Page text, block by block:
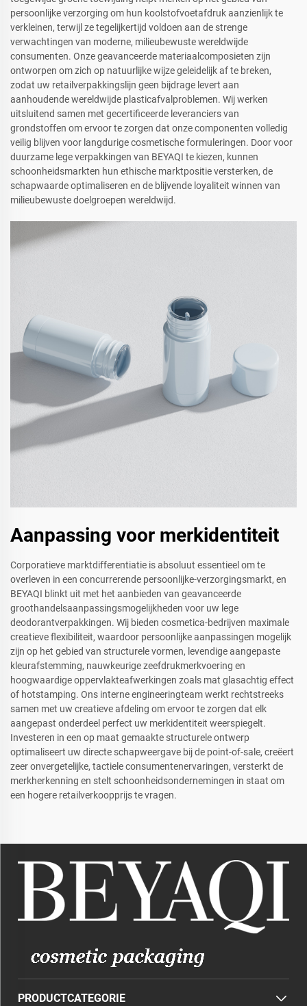
persoonlijke verzorging om hun koolstofvoetafdruk aanzienlijk te
verkleinen, terwijl ze tegelijkertijd voldoen aan de strenge
verwachtingen van moderne, milieubewuste wereldwijde
consumenten. Onze geavanceerde materiaalcomposieten zijn
ontworpen om zich op natuurlijke wijze geleidelijk af te breken,
zodat uw retailverpakkingslijn geen bijdrage levert aan
aanhoudende wereldwijde plasticafvalproblemen. Wij werken
uitsluitend samen met gecertificeerde leveranciers van
grondstoffen om ervoor te zorgen dat onze componenten volledig
veilig blijven voor langdurige cosmetische formuleringen. Door voor
duurzame lege verpakkingen van BEYAQI te kiezen, kunnen
schoonheidsmarkten hun ethische marktpositie versterken, de
schapwaarde optimaliseren en de blijvende loyaliteit winnen van
milieubewuste doelgroepen wereldwijd.
Aanpassing voor merkidentiteit
Corporatieve marktdifferentiatie is absoluut essentieel om te
overleven in een concurrerende persoonlijke-verzorgingsmarkt, en
BEYAQI blinkt uit met het aanbieden van geavanceerde
groothandelsaanpassingsmogelijkheden voor uw lege
deodorantverpakkingen. Wij bieden cosmetica-bedrijven maximale
creatieve flexibiliteit, waardoor persoonlijke aanpassingen mogelijk
zijn op het gebied van structurele vormen, levendige aangepaste
kleurafstemming, nauwkeurige zeefdrukmerkvoering en
hoogwaardige oppervlakteafwerkingen zoals mat glasachtig effect
of hotstamping. Ons interne engineeringteam werkt rechtstreeks
samen met uw creatieve afdeling om ervoor te zorgen dat elk
aangepast onderdeel perfect uw merkidentiteit weerspiegelt.
Investeren in een op maat gemaakte structurele ontwerp
optimaliseert uw directe schapweergave bij de point-of-sale, creëert
zeer onvergetelijke, tactiele consumentenervaringen, versterkt de
merkherkenning en stelt schoonheidsondernemingen in staat om
een hogere retailverkoopprijs te vragen.
PRODUCTCATEGORIE